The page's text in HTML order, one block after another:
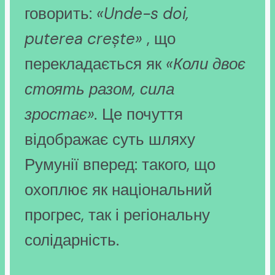
говорить: «Unde-s doi,
puterea crește» , що
перекладається як «Коли двоє
стоять разом, сила
зростає». Це почуття
відображає суть шляху
Румунії вперед: такого, що
охоплює як національний
прогрес, так і регіональну
солідарність.